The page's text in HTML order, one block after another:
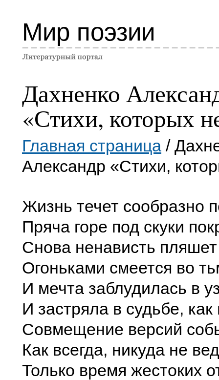
Мир поэзии
Дахненко
«Стихи, которых
Главная страница /
Александр «Стихи,
Жизнь течет сообразно
Пряча горе под скуки
Снова ненависть
Огоньками смеется во
И мечта заблудилась в
И застряла в судьбе,
Совмещение версий
Как всегда, никуда не
Только время жестоких